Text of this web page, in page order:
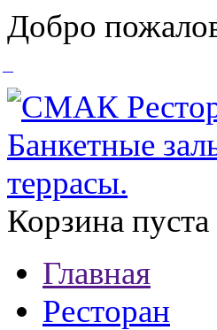
Добро
Корзина пуста
Главная
Ресторан